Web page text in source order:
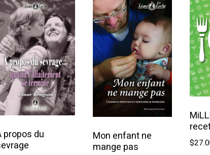
propos du
Mon enfant ne
mange pas
$